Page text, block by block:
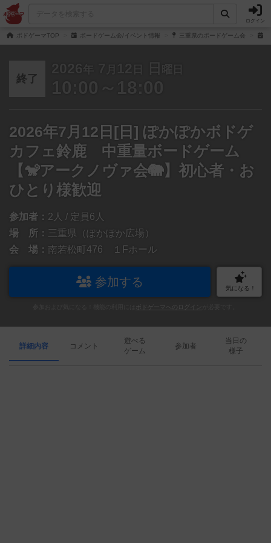
ログイン
ボドゲーマTOP ボードゲーム会/イベント情報 三重県のボードゲーム会
終了
2026 年 7 月 12 日 日 曜日
10:00～18:00
2026年7月12日[日] ぽかぽかボドゲ
カフェ鈴鹿 中重量ボードゲーム
【🐒アークノヴァ会🐘】初心者・お
ひとり様歓迎
参加者： 2人 / 定員6人
場 所： 三重県（ぽかぽか広場）
会 場： 南若松町476 １Fホール
参加する 気になる！
ボドゲーマへのログイン
詳細内容 コメント
遊べる
ゲーム
参加者
当日の
様子